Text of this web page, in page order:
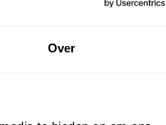
Over
Andere